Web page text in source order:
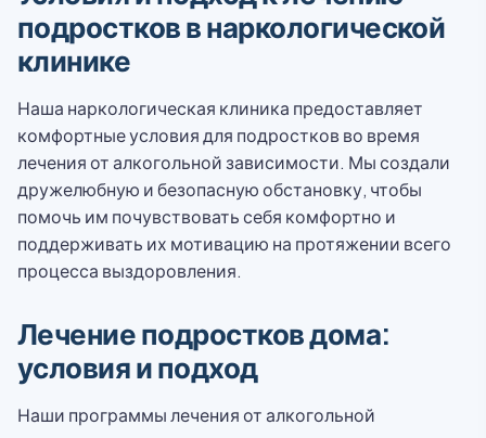
подростков в наркологической
клинике
Наша наркологическая клиника предоставляет
комфортные условия для подростков во время
лечения от алкогольной зависимости. Мы создали
дружелюбную и безопасную обстановку, чтобы
помочь им почувствовать себя комфортно и
поддерживать их мотивацию на протяжении всего
процесса выздоровления.
Лечение подростков дома:
условия и подход
Наши программы лечения от алкогольной